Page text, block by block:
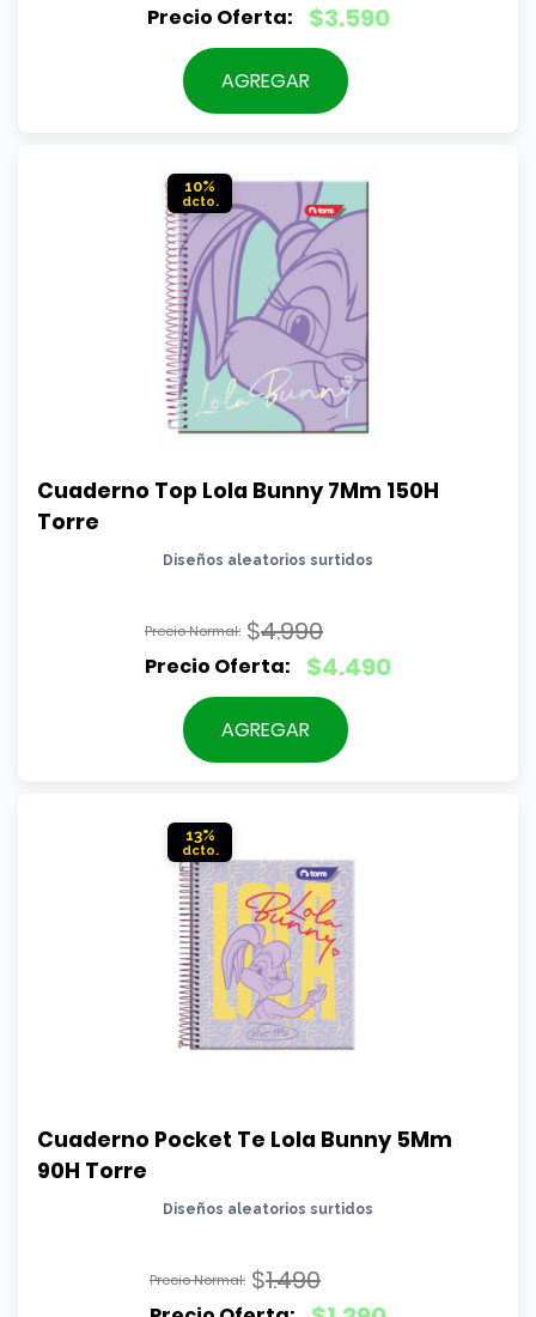
El
precio
original
$3.590
El
precio
actual
AGREGAR
10%
Cuaderno Top Lola Bunny 7Mm 150H
Torre
Diseños aleatorios surtidos
$4.990
El
precio
original
$4.490
El
precio
actual
AGREGAR
13%
Cuaderno Pocket Te Lola Bunny 5Mm
90H Torre
Diseños aleatorios surtidos
$1.490
El